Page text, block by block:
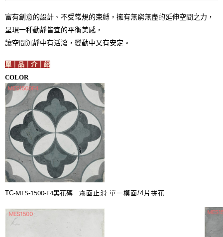
富有創意的設計、不受常規的束縛，擁有無窮無盡的延伸空間之力，
呈現一種動靜皆宜的平衡美感，
讓空間沉靜中有活潑，變動中又有安定。
單｜品｜介｜紹
COLOR
TC-MES-1500-F4黑花磚 霧面止滑 單一模面/4片拼花